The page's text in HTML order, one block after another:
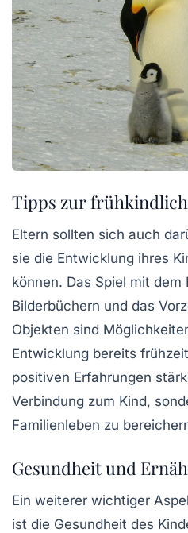
Tipps zur
Eltern sollten sich auch
sie die Entwicklung ihres
können. Das Spiel mit dem
Bilderbüchern und das
Objekten sind
Entwicklung bereits
positiven Erfahrungen
Verbindung zum Kind,
Familienleben zu
Gesundheit und
Ein weiterer wichtiger
ist die Gesundheit des